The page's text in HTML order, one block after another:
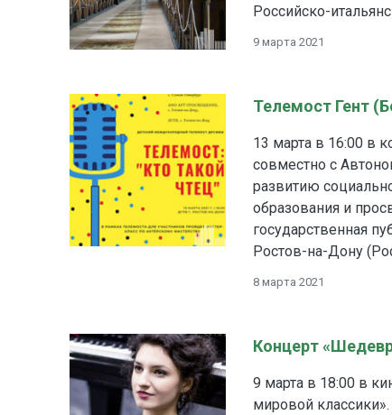
Российско-
9 марта 2021
Телемост Гент
13 марта в 16:00 в
совместно с
развитию
образования и
государственная
Ростов-на-Дону
8 марта 2021
Концерт
9 марта в 18:00 в
мировой